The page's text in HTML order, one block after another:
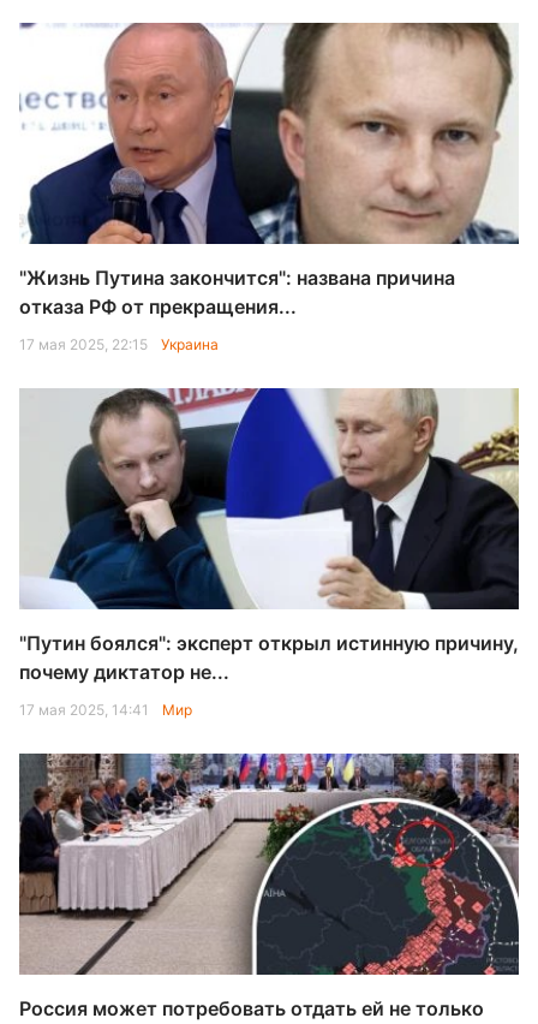
"Жизнь Путина закончится": названа причина
отказа РФ от прекращения...
17 мая 2025, 22:15 Украина
"Путин боялся": эксперт открыл истинную причину,
почему диктатор не...
17 мая 2025, 14:41 Мир
Россия может потребовать отдать ей не только